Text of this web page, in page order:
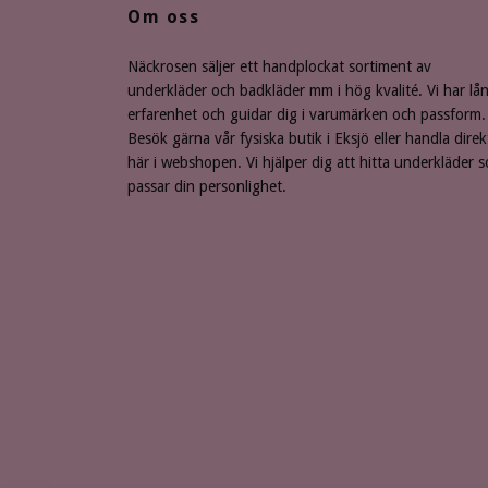
Om oss
Näckrosen säljer ett handplockat sortiment av
underkläder och badkläder mm i hög kvalité. Vi har
erfarenhet och guidar dig i varumärken och passform.
Besök gärna vår fysiska butik i Eksjö eller handla
här i webshopen. Vi hjälper dig att hitta underkläder
passar din personlighet.